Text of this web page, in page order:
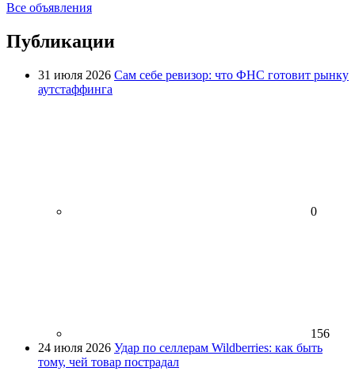
Все объявления
Публикации
31 июля 2026 Сам себе ревизор: что ФНС готовит рынку
аутстаффинга
0
156
24 июля 2026 Удар по селлерам Wildberries: как быть
тому, чей товар пострадал